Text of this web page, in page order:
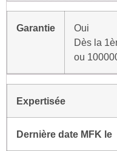
Garantie
Oui
Dès la
ou
Expertisée
Dernière date MFK le